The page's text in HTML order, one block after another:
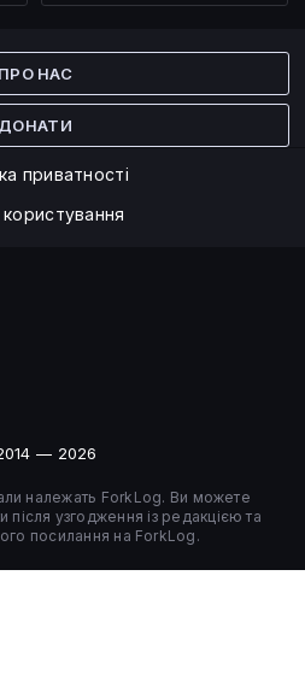
ПРО НАС
ДОНАТИ
приватності
— 2026
належать ForkLog. Ви можете
після узгодження із редакцією та
посилання на ForkLog.